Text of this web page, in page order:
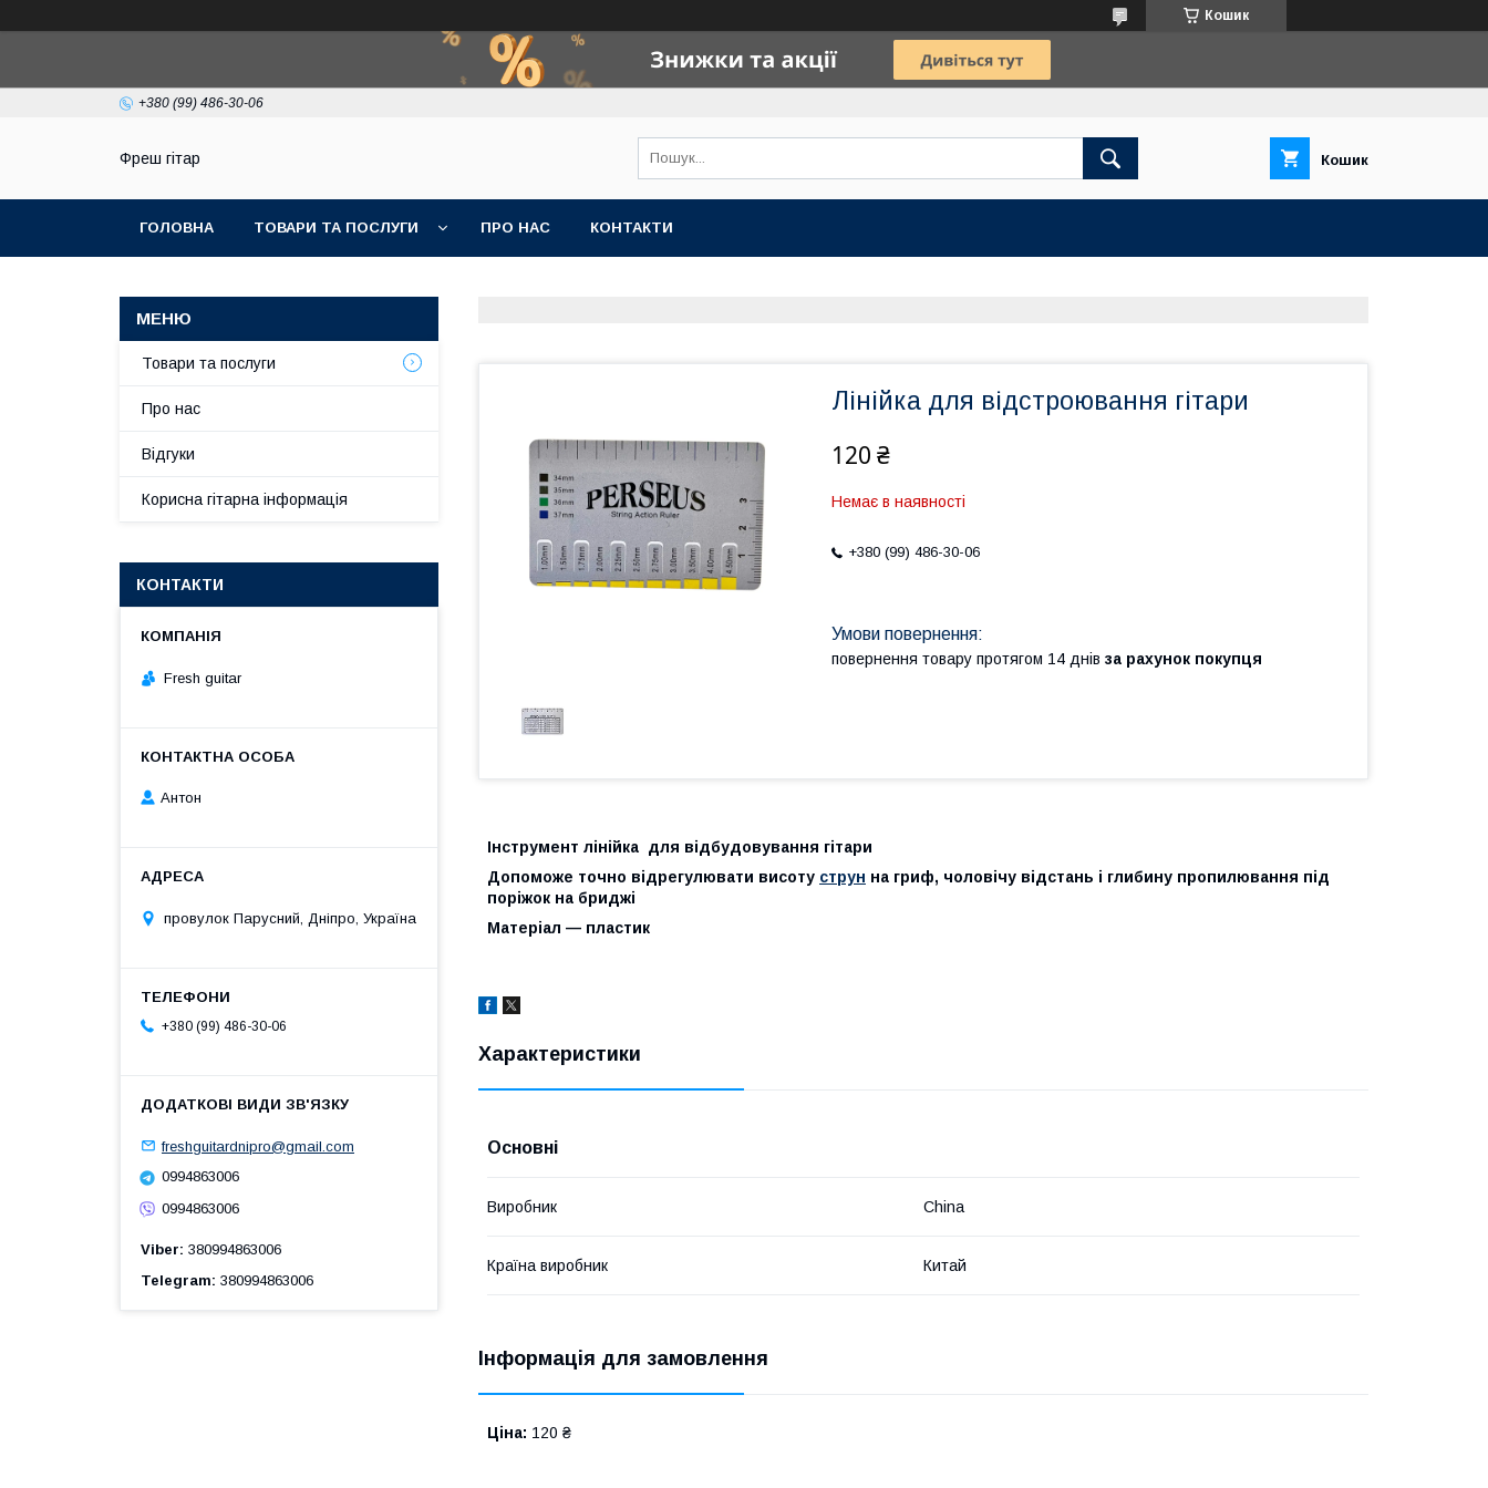
Кошик
+380 (99) 486-30-06
Фреш гітар Кошик
ГОЛОВНА ТОВАРИ ТА ПОСЛУГИ ПРО НАС КОНТАКТИ
Лінійка для відстроювання гітари
120 ₴
Немає в наявності
+380 (99) 486-30-06
повернення товару протягом 14 днів за рахунок покупця
Інструмент лінійка для відбудовування гітари
Допоможе точно відрегулювати висоту струн на гриф, чоловічу відстань і глибину пропилювання під
поріжок на бриджі
Матеріал — пластик
Характеристики
Основні
Виробник China
Країна виробник Китай
Інформація для замовлення
Ціна: 120 ₴
Товари та послуги
Про нас
Відгуки
Корисна гітарна інформація
КОНТАКТИ
Fresh guitar
Антон
провулок Парусний, Дніпро, Україна
+380 (99) 486-30-06
freshguitardnipro@gmail.com
0994863006
0994863006
Viber 380994863006
Telegram 380994863006